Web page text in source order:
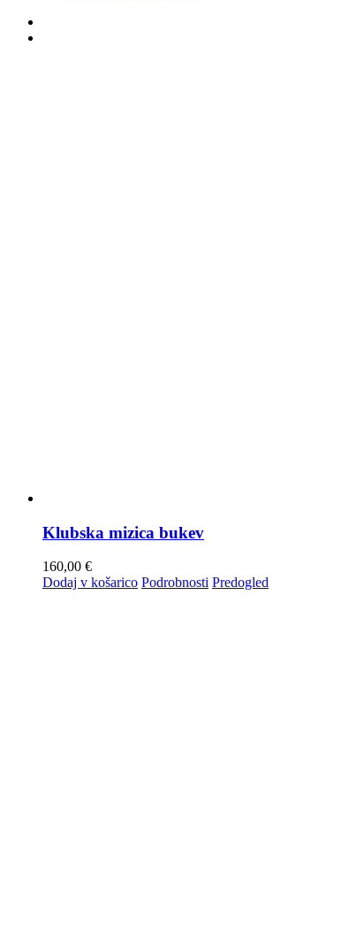
Klubska mizica bukev
160,00 €
Dodaj v košarico Podrobnosti Predogled